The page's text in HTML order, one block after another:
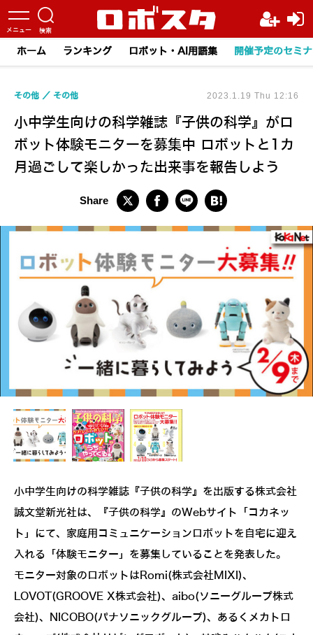
ホーム ランキング ロボット・AI用語集 開催予定のセミ
小中学生向けの科学雑誌『子供の科学』がロ
ボット体験モニターを募集中 ロボットと1カ
月過ごして楽しかった出来事を報告しよう
その他 その他 2023.1.19 Thu 12:16
小中学生向けの科学雑誌『子供の科学』を出版する株式会社
誠文堂新光社は、『子供の科学』のWebサイト「コカネッ
ト」にて、家庭用コミュニケーションロボットを自宅に迎え
入れる「体験モニター」を募集していることを発表した。
モニター対象のロボットはRomi(株式会社MIXI)、
LOVOT(GROOVE X株式会社)、aibo(ソニーグループ株式
会社)、NICOBO(パナソニックグループ)、あるくメカトロ